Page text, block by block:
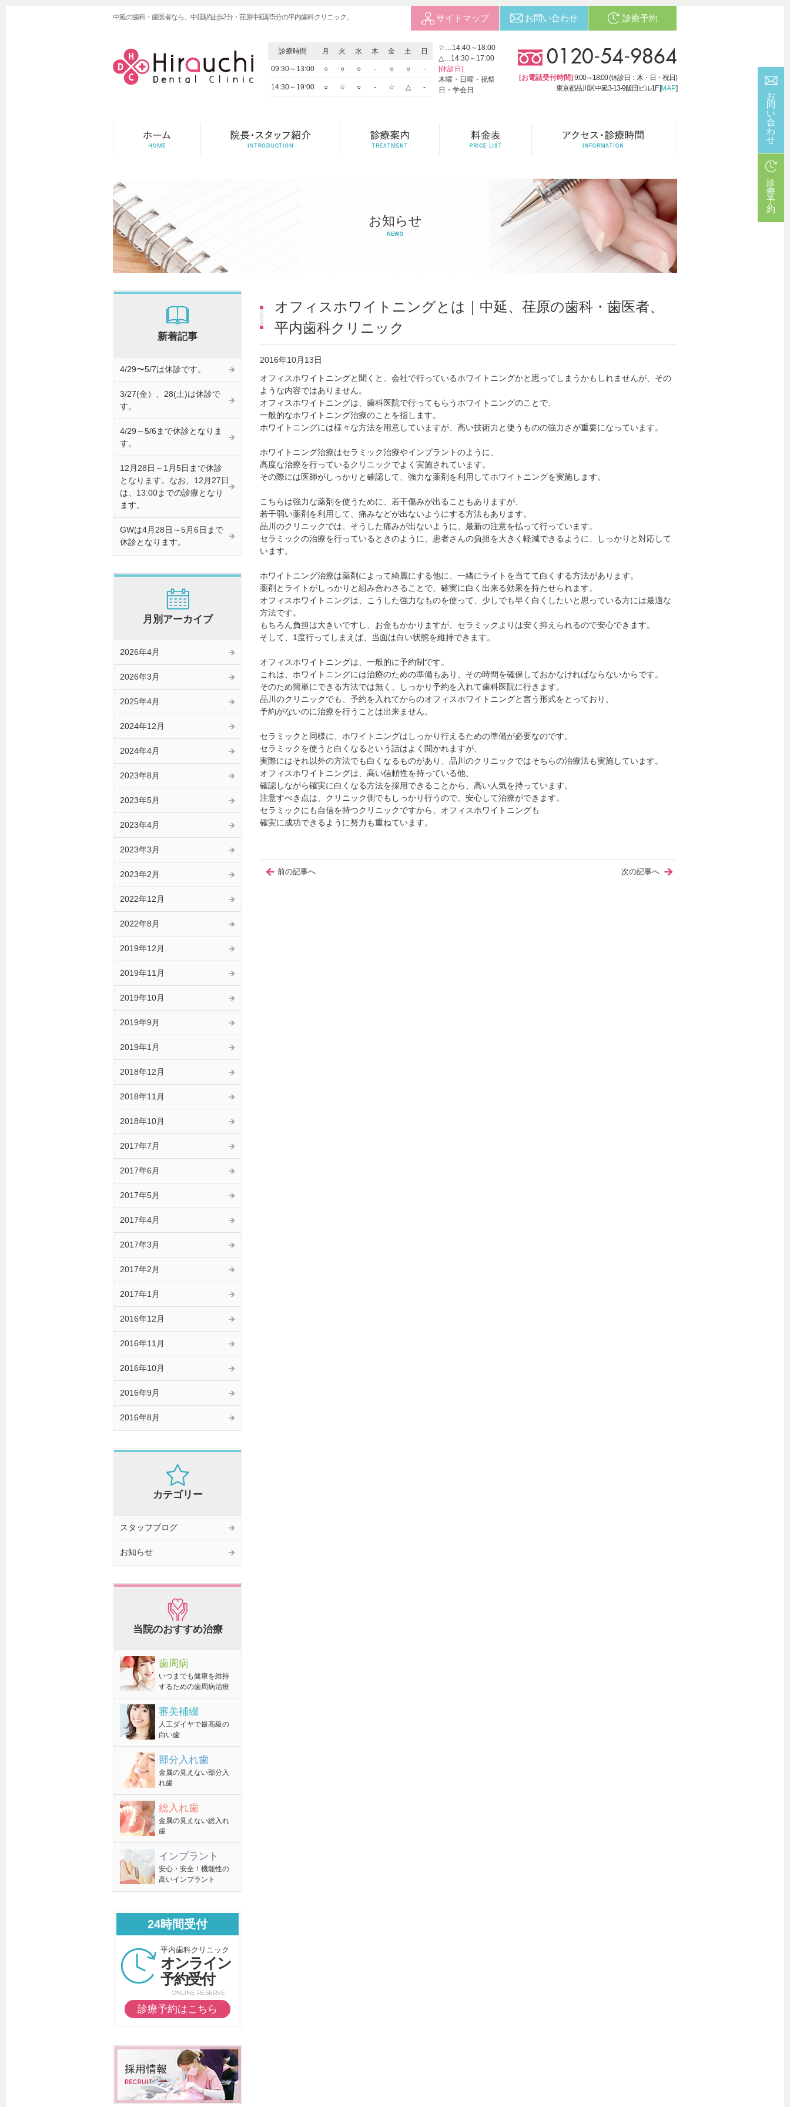
中延の歯科・歯医者なら、中延駅徒歩2分・荏原中延駅5分の平内歯科クリニック。 サイトマップ お問い合わせ 診療予約
診療時間 月 火 水 木 金 土 日
09:30～13:00 ○ ○ ○ - ○ ○ -
14:30～19:00 ○ ☆ ○ - ☆ △ -
☆…14:40～18:00
△…14:30～17:00
[休診日]
木曜・日曜・祝祭
日・学会日
0120-54-9864
[お電話受付時間] 9:00～18:00 (休診日：木・日・祝日)
東京都品川区中延3-13-9飯田ビル1F [ MAP]
お知らせ
NEWS
オフィスホワイトニングとは｜中延、荏原の歯科・歯医者、
平内歯科クリニック
2016年10月13日
オフィスホワイトニングと聞くと、会社で行っているホワイトニングかと思ってしまうかもしれませんが、その
ような内容ではありません。
オフィスホワイトニングは、歯科医院で行ってもらうホワイトニングのことで、
一般的なホワイトニング治療のことを指します。
ホワイトニングには様々な方法を用意していますが、高い技術力と使うものの強力さが重要になっています。
ホワイトニング治療はセラミック治療やインプラントのように、
高度な治療を行っているクリニックでよく実施されています。
その際には医師がしっかりと確認して、強力な薬剤を利用してホワイトニングを実施します。
こちらは強力な薬剤を使うために、若干傷みが出ることもありますが、
若干弱い薬剤を利用して、痛みなどが出ないようにする方法もあります。
品川のクリニックでは、そうした痛みが出ないように、最新の注意を払って行っています。
セラミックの治療を行っているときのように、患者さんの負担を大きく軽減できるように、しっかりと対応して
います。
ホワイトニング治療は薬剤によって綺麗にする他に、一緒にライトを当てて白くする方法があります。
薬剤とライトがしっかりと組み合わさることで、確実に白く出来る効果を持たせられます。
オフィスホワイトニングは、こうした強力なものを使って、少しでも早く白くしたいと思っている方には最適な
方法です。
もちろん負担は大きいですし、お金もかかりますが、セラミックよりは安く抑えられるので安心できます。
そして、1度行ってしまえば、当面は白い状態を維持できます。
オフィスホワイトニングは、一般的に予約制です。
これは、ホワイトニングには治療のための準備もあり、その時間を確保しておかなければならないからです。
そのため簡単にできる方法では無く、しっかり予約を入れて歯科医院に行きます。
品川のクリニックでも、予約を入れてからのオフィスホワイトニングと言う形式をとっており、
予約がないのに治療を行うことは出来ません。
セラミックと同様に、ホワイトニングはしっかり行えるための準備が必要なのです。
セラミックを使うと白くなるという話はよく聞かれますが、
実際にはそれ以外の方法でも白くなるものがあり、品川のクリニックではそちらの治療法も実施しています。
オフィスホワイトニングは、高い信頼性を持っている他、
確認しながら確実に白くなる方法を採用できることから、高い人気を持っています。
注意すべき点は、クリニック側でもしっかり行うので、安心して治療ができます。
セラミックにも自信を持つクリニックですから、オフィスホワイトニングも
確実に成功できるように努力も重ねています。
前の記事へ 次の記事へ
新着記事
4/29〜5/7は休診です。
3/27(金）、28(土)は休診で
す。
4/29～5/6まで休診となりま
す。
12月28日～1月5日まで休診
となります。なお、12月27日
は、13:00までの診療となり
ます。
GWは4月28日～5月6日まで
休診となります。
月別アーカイブ
2026年4月
2026年3月
2025年4月
2024年12月
2024年4月
2023年8月
2023年5月
2023年4月
2023年3月
2023年2月
2022年12月
2022年8月
2019年12月
2019年11月
2019年10月
2019年9月
2019年1月
2018年12月
2018年11月
2018年10月
2017年7月
2017年6月
2017年5月
2017年4月
2017年3月
2017年2月
2017年1月
2016年12月
2016年11月
2016年10月
2016年9月
2016年8月
カテゴリー
スタッフブログ
お知らせ
当院のおすすめ治療
歯周病
いつまでも健康を維持
するための歯周病治療
審美補綴
人工ダイヤで最高級の
白い歯
部分入れ歯
金属の見えない部分入
れ歯
総入れ歯
金属の見えない総入れ
歯
インプラント
安心・安全！機能性の
高いインプラント
24時間受付
平内歯科クリニック
オンライン
予約受付
ONLINE RESERVE
診療予約はこちら
お
問
い
合
わ
せ
診
療
予
約